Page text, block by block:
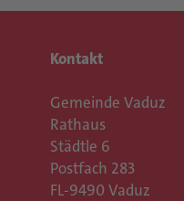
Kontakt
Gemeinde Vaduz
Rathaus
Städtle 6
Postfach 283
FL-9490 Vaduz